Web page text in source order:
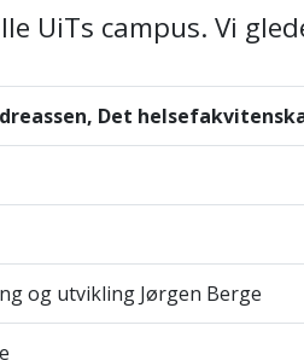
UiTs campus. Vi
Det
og utvikling Jørgen Berge